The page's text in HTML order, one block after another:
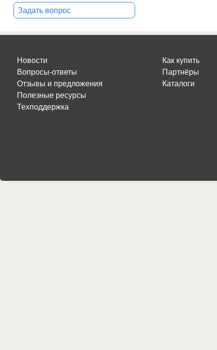
Задать вопрос
Новости
Вопросы-ответы
Отзывы и предложения
Полезные ресурсы
Техподдержка
Как купить
Партнёры
Каталоги